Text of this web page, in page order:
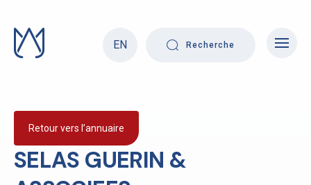
content
EN
Recherche
SELAS GUERIN &
Retour vers l’annuaire